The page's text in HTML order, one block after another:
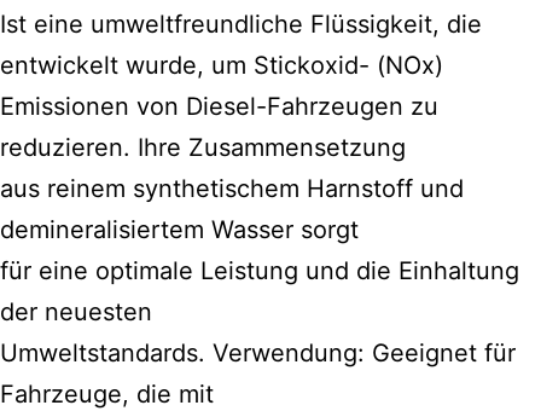
Ist eine umweltfreundliche Flüssigkeit, die
entwickelt wurde, um Stickoxid- (NOx)
Emissionen von Diesel-Fahrzeugen zu
reduzieren. Ihre Zusammensetzung
aus reinem synthetischem Harnstoff und
demineralisiertem Wasser sorgt
für eine optimale Leistung und die Einhaltung
der neuesten
Umweltstandards. Verwendung: Geeignet für
Fahrzeuge, die mit